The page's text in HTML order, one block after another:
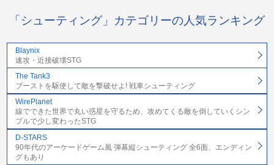
「シューティング」カテゴリーの人気ランキング
Blaynix
速攻・近接破壊STG
The Tank3
ブーストを駆使して敵を撃破せよ! 戦車シューティング
WirePlanet
線でできた世界で丸い惑星を守るため、攻めてくる敵を倒していくシン
プルで少し変わったSTG
D-STARS
90年代のアーケードゲーム風 弾幕縦シューティング 全6面、エンディン
グもあり